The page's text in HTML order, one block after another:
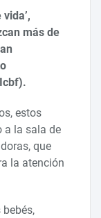
más de
estos
a la sala de
que
la atención